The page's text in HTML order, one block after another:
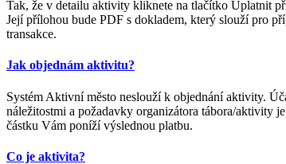
Tak, že v detailu aktivity kliknete na tlačítko Uplatnit
Její přílohou bude PDF s dokladem, který slouží pro
transakce.
Jak objednám aktivitu?
Systém Aktivní město neslouží k objednání aktivity.
náležitostmi a požadavky organizátora tábora/aktivity
částku Vám poníží výslednou platbu.
Co je aktivita?